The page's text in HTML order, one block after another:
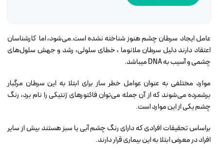
عامل ایجاد سرطان چشم هنوز شناخته نشده است.می‌شود، اما کارشناسان
اعتقاد دارند دلیل سرطان ملانوما ، خطای سلولی، رشد و جهش سلول‌های
چشمی و آسیب به DNA میباشد.
موارد مختلفی به عنوان عوامل خطر ساز برای ابتلا به این سرطان مرگبار
برشمرده می‌شوند که از آن جمله می‌توان فاکتورهای ژنتیکی را نام برد، رنگ
چشم یکی از این موارد است.
براساس تحقیقات افرادی که دارای رنگ چشم آبی یا سبز هستند بیش از سایر
افراد در معرض ابتلا به این بیماری قرار دارند.